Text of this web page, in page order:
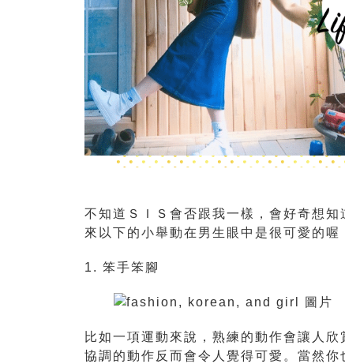
不知道ＳＩＳ會否跟我一樣，會好奇想
來以下的小舉動在男生眼中是很可愛的喔
1. 笨手笨腳
比如一項運動來說，熟練的動作會讓人
協調的動作反而會令人覺得可愛。當然你